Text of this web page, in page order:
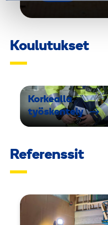
e
0
4
m
m
Koulutukset
Korkealla
työskentely
Referenssit